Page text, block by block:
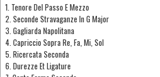
1. Tenore Del Passo E Mezzo
2. Seconde Stravaganze In G Major
3. Gagliarda Napolitana
4. Capriccio Sopra Re, Fa, Mi, Sol
5. Ricercata Seconda
6. Durezze Et Ligature